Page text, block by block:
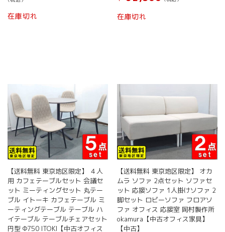
在庫切れ 在庫切れ
【送料無料 東京地区限定】 ４人
用 カフェテーブルセット 会議セ
ット ミーティングセット 丸テー
ブル イトーキ カフェテーブル ミ
ーティングテーブル テーブル ハ
イテーブル テーブルチェアセット
円型 Φ750 ITOKI【中古オフィス
【送料無料 東京地区限定】 オカ
ムラ ソファ 2点セット ソファセ
ット 応接ソファ 1人掛けソファ 2
脚セット ロビーソファ フロアソ
ファ オフィス 応接室 岡村製作所
okamura【中古オフィス家具】
【中古】